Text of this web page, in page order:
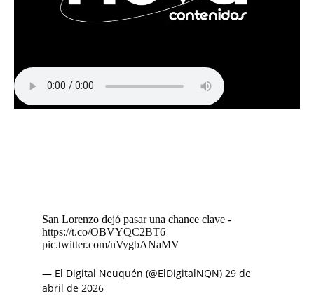
San Lorenzo dejó pasar una chance clave -
https://t.co/OBVYQC2BT6
pic.twitter.com/nVygbANaMV
— El Digital Neuquén (@ElDigitalNQN) 29 de
abril de 2026